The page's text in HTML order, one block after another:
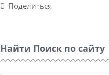
Поделиться
Найти Поиск по сайту